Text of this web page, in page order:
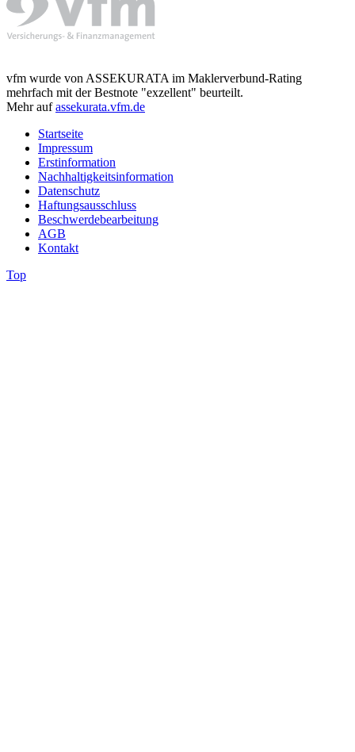
vfm wurde von ASSEKURATA im Maklerverbund-Rating
mehrfach mit der Bestnote "exzellent" beurteilt.
Mehr aufassekurata.vfm.de
Startseite
Impressum
Erstinformation
Nachhaltigkeitsinformation
Datenschutz
Haftungsausschluss
Beschwerdebearbeitung
AGB
Kontakt
Top